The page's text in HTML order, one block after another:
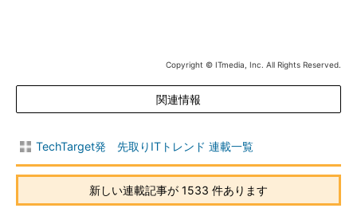
Copyright © ITmedia, Inc. All Rights Reserved.
関連情報
TechTarget発 先取りITトレンド 連載一覧
新しい連載記事が 1533 件あります